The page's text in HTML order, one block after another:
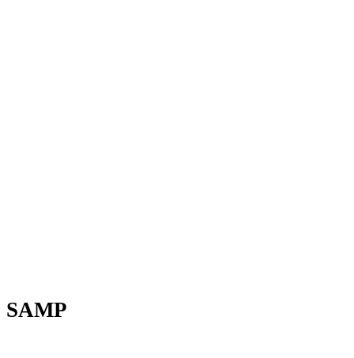
SAMP